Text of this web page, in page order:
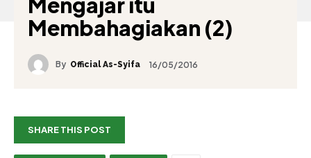
Membahagiakan (2)
By Official As-Syifa 16/05/2016
SHARE THIS POST